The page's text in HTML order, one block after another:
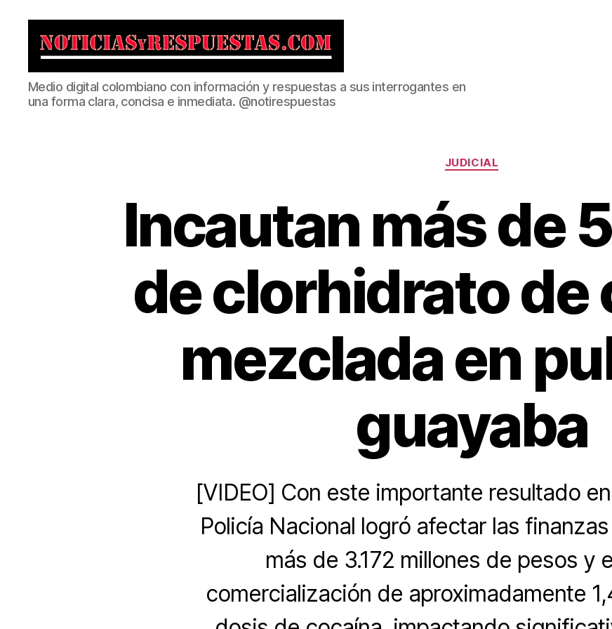
Noticias
y
Respuestas
Medio digital colombiano con información y respuestas a sus interrogantes en
una forma clara, concisa e inmediata. @notirespuestas
Categorías
JUDICIAL
Incautan más de
de clorhidrato de
mezclada en
guayaba
[VIDEO] Con este importante resultado
Policía Nacional logró afectar las
más de 3.172 millones de pesos y
comercialización de aproximadamente